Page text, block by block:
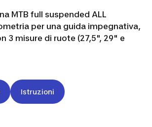
MTB full suspended ALL
per una guida impegnativa,
3 misure di ruote (27,5", 29" e
Istruzioni